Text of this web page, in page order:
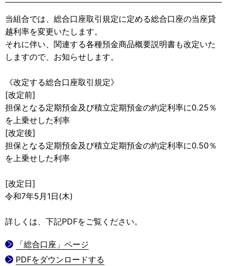
当組合では、総合口座取引規定に定める総合口座の当座貸
越利率を変更いたします。
それに伴い、関連する各種預金商品概要説明書も改定いた
しますので、お知らせします。
《改定する総合口座取引規定》
[改定前]
担保となる定期預金及び積立定期預金の約定利率に0.25％
を上乗せした利率
[改定後]
担保となる定期預金及び積立定期預金の約定利率に0.50％
を上乗せした利率
[改定日]
令和7年5月1日(木)
詳しくは、下記PDFをご覧ください。
「総合口座」ページ
PDFをダウンロードする